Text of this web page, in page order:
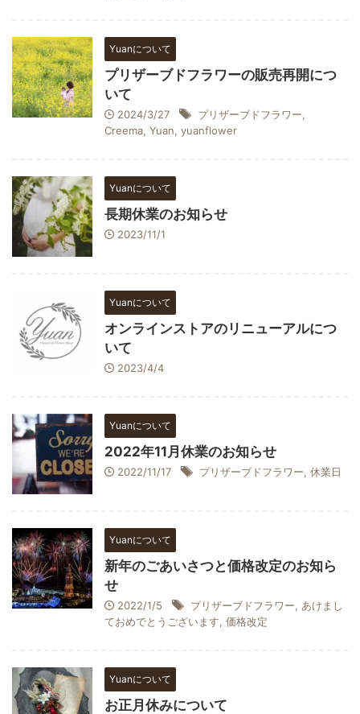
Yuanについて
プリザーブドフラワーの販売再開につ
いて
2024/3/27 プリザーブドフラワー,
Creema, Yuan, yuanflower
Yuanについて
長期休業のお知らせ
2023/11/1
Yuanについて
オンラインストアのリニューアルにつ
いて
2023/4/4
Yuanについて
2022年11月休業のお知らせ
2022/11/17 プリザーブドフラワー, 休業日
Yuanについて
新年のごあいさつと価格改定のお知ら
せ
2022/1/5 プリザーブドフラワー, あけまし
ておめでとうございます, 価格改定
Yuanについて
お正月休みについて